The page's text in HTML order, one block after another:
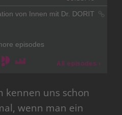
kennen uns schon
wenn man ein